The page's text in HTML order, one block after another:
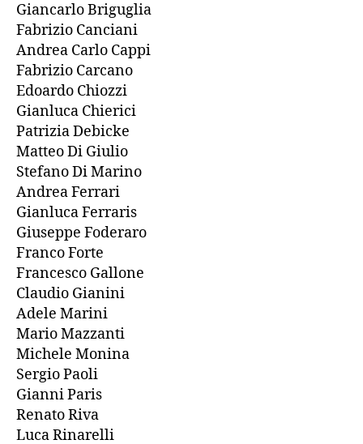
Giancarlo Briguglia
Fabrizio Canciani
Andrea Carlo Cappi
Fabrizio Carcano
Edoardo Chiozzi
Gianluca Chierici
Patrizia Debicke
Matteo Di Giulio
Stefano Di Marino
Andrea Ferrari
Gianluca Ferraris
Giuseppe Foderaro
Franco Forte
Francesco Gallone
Claudio Gianini
Adele Marini
Mario Mazzanti
Michele Monina
Sergio Paoli
Gianni Paris
Renato Riva
Luca Rinarelli